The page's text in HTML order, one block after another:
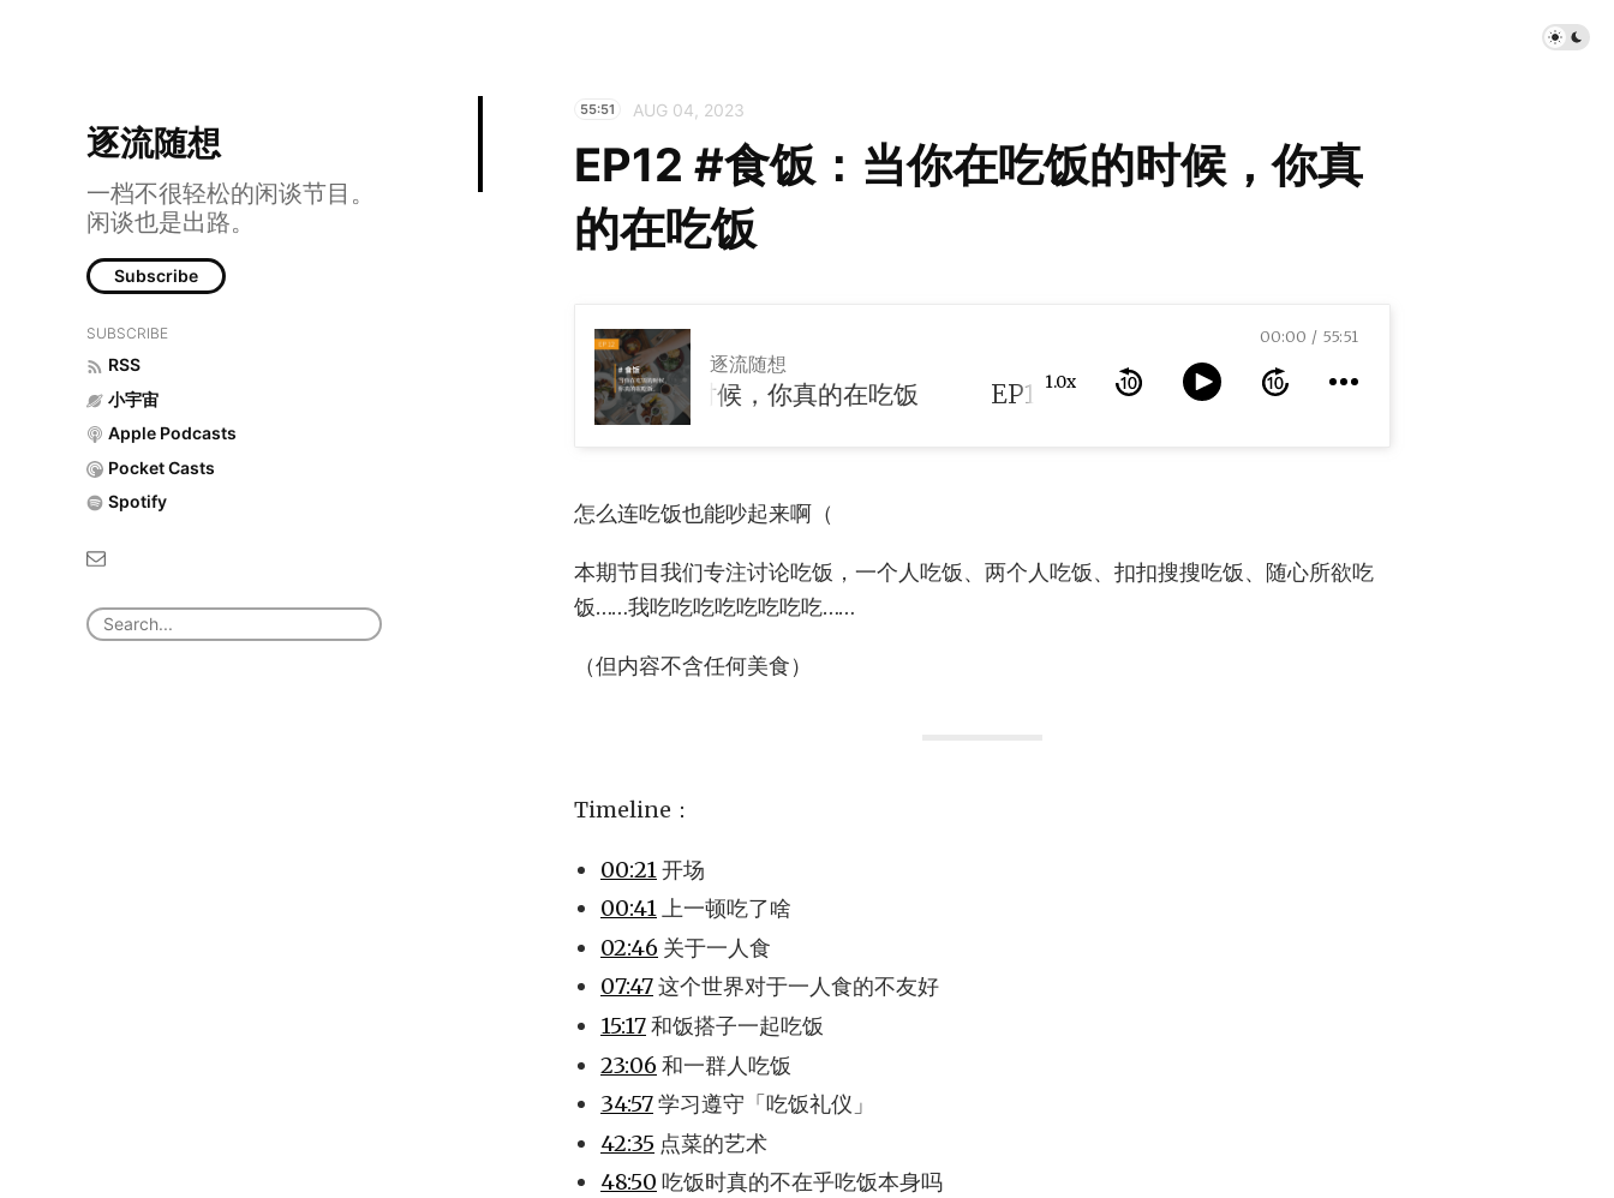
逐流随想
一档不很轻松的闲谈节目。
闲谈也是出路。
Subscribe
SUBSCRIBE
RSS
小宇宙
Apple Podcasts
Pocket Casts
Spotify
55:51 AUG 04, 2023
EP12 #食饭：当你在吃饭的时候，你真
的在吃饭
逐流随想
EP12 #食饭：当你在吃饭的时候，你真的在吃饭 1.0x
00:00 55:51
怎么连吃饭也能吵起来啊（
本期节目我们专注讨论吃饭，一个人吃饭、两个人吃饭、扣扣搜搜吃饭、随心所欲吃
饭……我吃吃吃吃吃吃吃吃……
（但内容不含任何美食）
Timeline：
00:21 开场
00:41上一顿吃了啥
02:46 关于一人食
07:47这个世界对于一人食的不友好
15:17和饭搭子一起吃饭
23:06 和一群人吃饭
34:57学习遵守「吃饭礼仪」
42:35 点菜的艺术
48:50 吃饭时真的不在乎吃饭本身吗